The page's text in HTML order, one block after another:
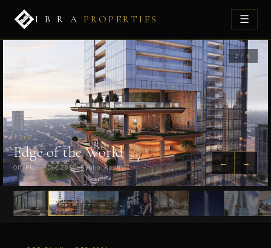
I B R A PROPERTIES ☰
VUES
Edge of the World
Off-Plan · Dec 2031 · Sobha Realty
2 / 8
← →